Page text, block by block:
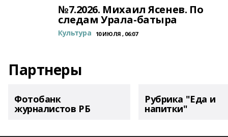
№7.2026. Михаил Ясенев. По
следам Урала-батыра
Культура 10 ИЮЛЯ , 06:07
Партнеры
Фотобанк
журналистов РБ
Рубрика "Еда и
напитки"